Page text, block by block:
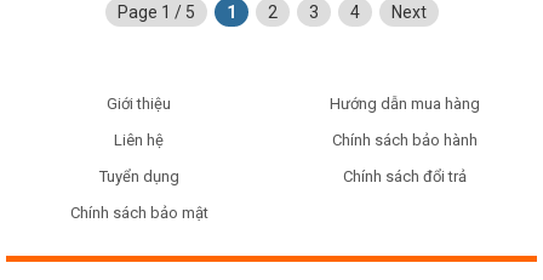
Page 1 / 5 1 2 3 4 Next
Giới thiệu
Liên hệ
Tuyển dụng
Chính sách bảo mật
Hướng dẫn mua hàng
Chính sách bảo hành
Chính sách đổi trả